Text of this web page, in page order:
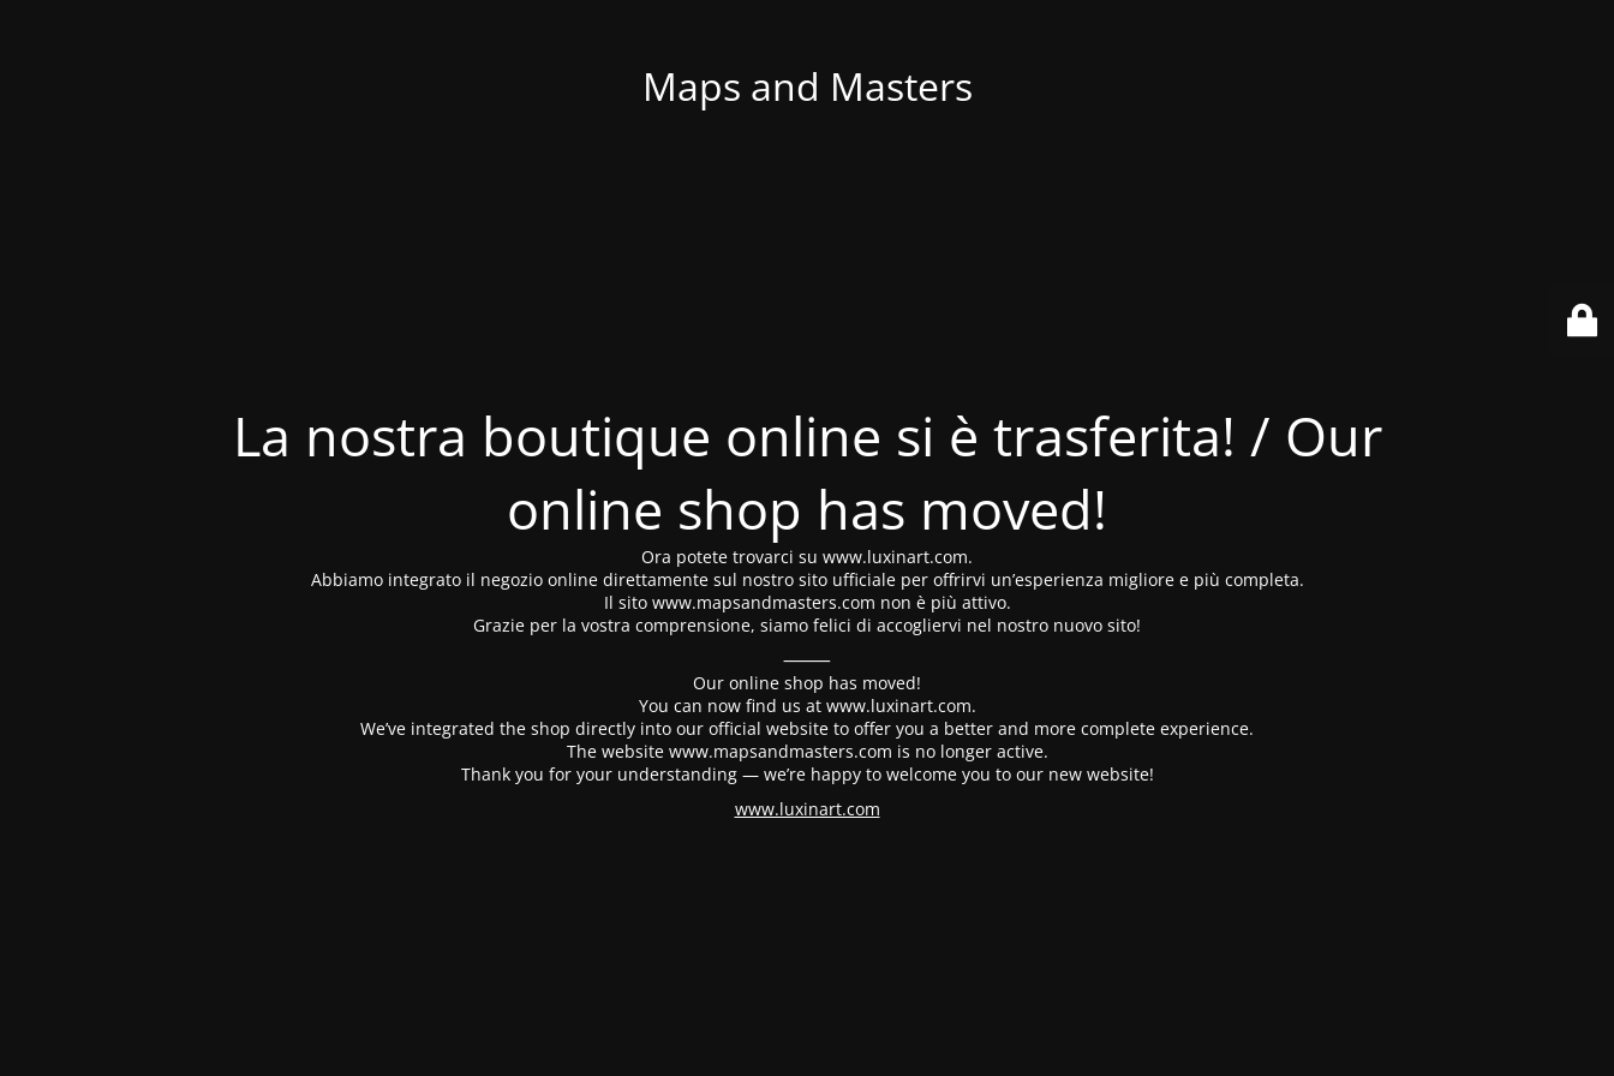
Maps and Masters
La nostra boutique online si è trasferita! / Our
online shop has moved!
Ora potete trovarci su www.luxinart.com.
Abbiamo integrato il negozio online direttamente sul nostro sito ufficiale per offrirvi un’esperienza migliore e più completa.
Il sito www.mapsandmasters.com non è più attivo.
Grazie per la vostra comprensione, siamo felici di accogliervi nel nostro nuovo sito!
⸻
Our online shop has moved!
You can now find us at www.luxinart.com.
We’ve integrated the shop directly into our official website to offer you a better and more complete experience.
The website www.mapsandmasters.com is no longer active.
Thank you for your understanding — we’re happy to welcome you to our new website!
www.luxinart.com